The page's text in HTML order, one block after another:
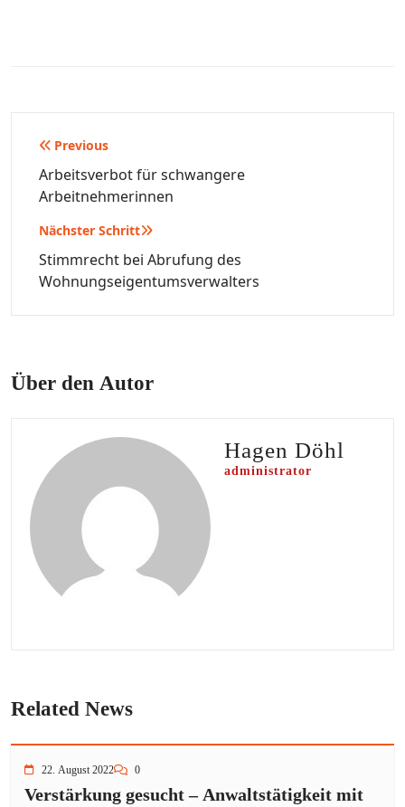
Beitragsnavigation
Previous
Arbeitsverbot für schwangere
Arbeitnehmerinnen
Nächster Schritt
Stimmrecht bei Abrufung des
Wohnungseigentumsverwalters
Über den Autor
Hagen Döhl
administrator
Related News
22. August 2022 0
Verstärkung gesucht – Anwaltstätigkeit mit